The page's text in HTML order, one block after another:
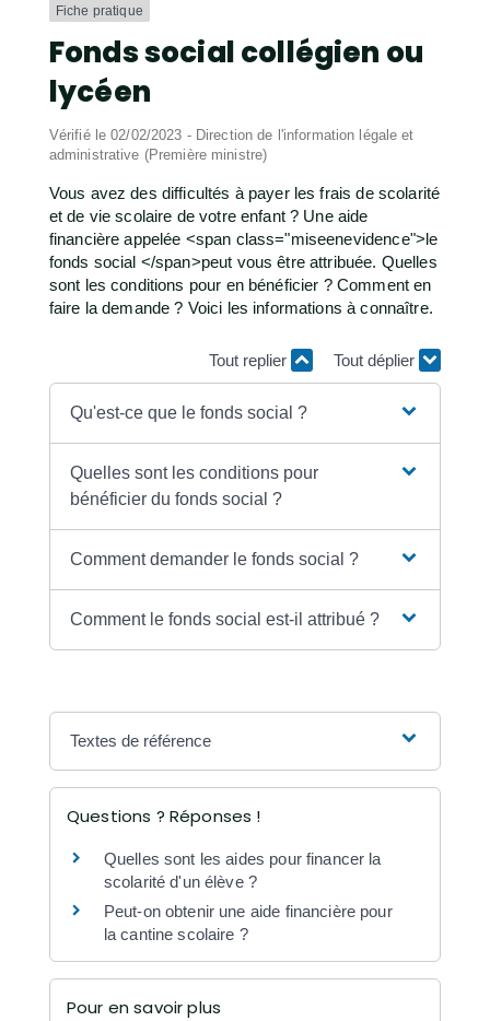
Fiche pratique
Fonds social collégien ou
lycéen
Vérifié le 02/02/2023 - Direction de l'information légale et
administrative (Première ministre)
Vous avez des difficultés à payer les frais de scolarité
et de vie scolaire de votre enfant ? Une aide
financière appelée <span class="miseenevidence">le
fonds social </span>peut vous être attribuée. Quelles
sont les conditions pour en bénéficier ? Comment en
faire la demande ? Voici les informations à connaître.
Tout replier Tout déplier
Qu'est-ce que le fonds social ?
Quelles sont les conditions pour
bénéficier du fonds social ?
Comment demander le fonds social ?
Comment le fonds social est-il attribué ?
Textes de référence
Questions ? Réponses !
Quelles sont les aides pour financer la
scolarité d'un élève ?
Peut-on obtenir une aide financière pour
la cantine scolaire ?
Pour en savoir plus